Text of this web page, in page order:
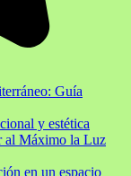
Guía
y estética
al Máximo la Luz
en un espacio